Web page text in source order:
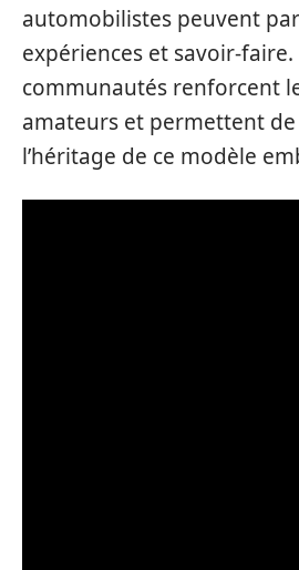
automobilistes peuvent
expériences et savoir-faire.
communautés renforcent
amateurs et permettent
l’héritage de ce modèle